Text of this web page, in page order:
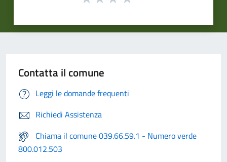
Contatta il comune
Leggi le domande frequenti
Richiedi Assistenza
Chiama il comune 039.66.59.1 - Numero verde
800.012.503